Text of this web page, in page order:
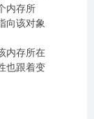
内存所
向该对象
内存所在
也跟着变